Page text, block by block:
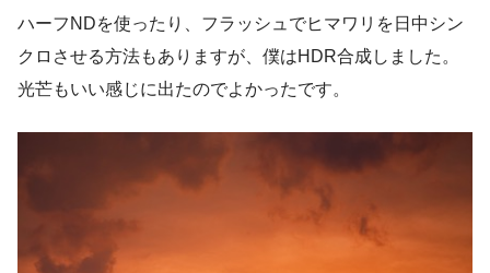
ハーフNDを使ったり、フラッシュでヒマワリを日中シン
クロさせる方法もありますが、僕はHDR合成しました。
光芒もいい感じに出たのでよかったです。